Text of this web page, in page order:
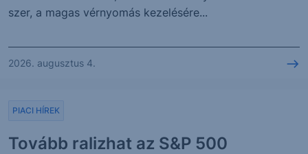
szer, a magas vérnyomás kezelésére...
2026. augusztus 4.
Tovább ralizhat az S&P 500
PIACI HÍREK